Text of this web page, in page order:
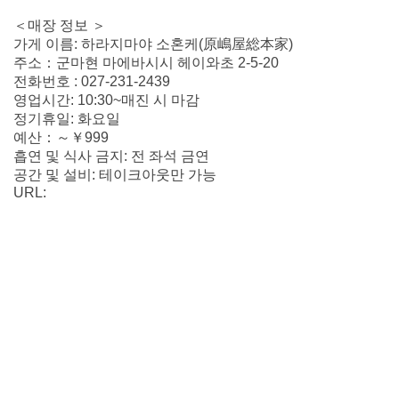
＜매장 정보 ＞
가게 이름: 하라지마야 소혼케(原嶋屋総本家)
주소：군마현 마에바시시 헤이와초 2-5-20
전화번호 : 027-231-2439
영업시간: 10:30~매진 시 마감
정기휴일: 화요일
예산：～￥999
흡연 및 식사 금지: 전 좌석 금연
공간 및 설비: 테이크아웃만 가능
URL: